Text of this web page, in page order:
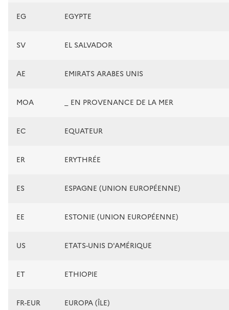
EG EGYPTE
SV EL SALVADOR
AE EMIRATS ARABES UNIS
MOA _ EN PROVENANCE DE LA MER
EC EQUATEUR
ER ERYTHRÉE
ES ESPAGNE (UNION EUROPÉENNE)
EE ESTONIE (UNION EUROPÉENNE)
US ETATS-UNIS D'AMÉRIQUE
ET ETHIOPIE
FR-EUR EUROPA (ÎLE)